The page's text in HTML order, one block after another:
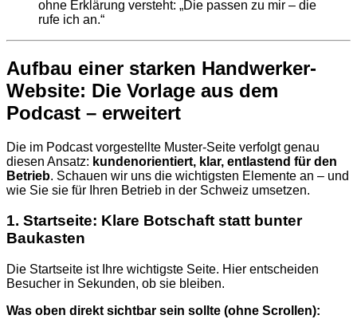
ohne Erklärung versteht: „Die passen zu mir – die
rufe ich an.“
Aufbau einer starken Handwerker-
Website: Die Vorlage aus dem
Podcast – erweitert
Die im Podcast vorgestellte Muster-Seite verfolgt genau
diesen Ansatz: kundenorientiert, klar, entlastend für den
Betrieb. Schauen wir uns die wichtigsten Elemente an – und
wie Sie sie für Ihren Betrieb in der Schweiz umsetzen.
1. Startseite: Klare Botschaft statt bunter
Baukasten
Die Startseite ist Ihre wichtigste Seite. Hier entscheiden
Besucher in Sekunden, ob sie bleiben.
Was oben direkt sichtbar sein sollte (ohne Scrollen):